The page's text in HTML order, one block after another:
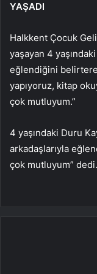
YAŞADI
Halkkent Çocuk
yaşayan 4
eğlendiğini
yapıyoruz, kitap
çok mutluyum.”
4 yaşındaki Duru
arkadaşlarıyla
çok mutluyum” dedi.